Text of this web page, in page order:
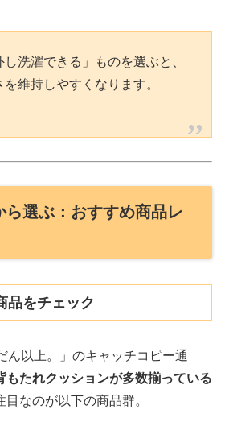
し洗濯できる」ものを選ぶと、
維持しやすくなります。
ら選ぶ：おすすめ商品レ
品をチェック
ん以上。」のキャッチコピー通
もたれクッションが多数揃っている
なのが以下の商品群。